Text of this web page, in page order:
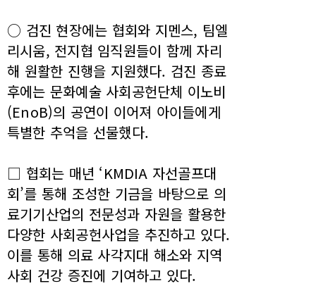
○ 검진 현장에는 협회와 지멘스, 팀엘
리시움, 전지협 임직원들이 함께 자리
해 원활한 진행을 지원했다. 검진 종료
후에는 문화예술 사회공헌단체 이노비
(EnoB)의 공연이 이어져 아이들에게
특별한 추억을 선물했다.
□ 협회는 매년 ‘KMDIA 자선골프대
회’를 통해 조성한 기금을 바탕으로 의
료기기산업의 전문성과 자원을 활용한
다양한 사회공헌사업을 추진하고 있다.
이를 통해 의료 사각지대 해소와 지역
사회 건강 증진에 기여하고 있다.